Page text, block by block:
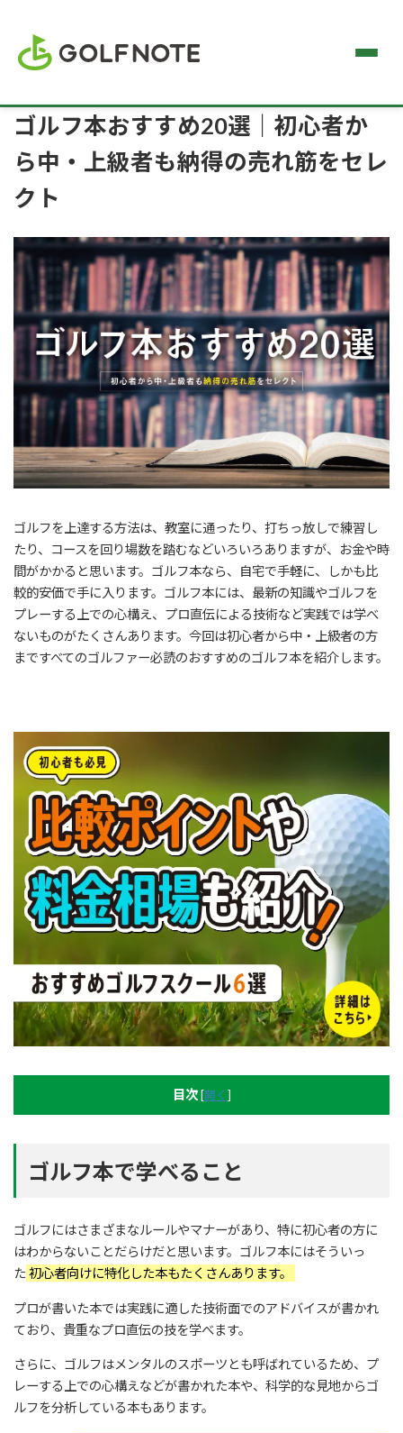
ゴルフ本おすすめ20選｜初心者か
ら中・上級者も納得の売れ筋をセレ
クト
ゴルフを上達する方法は、教室に通ったり、打ちっ放しで練習し
たり、コースを回り場数を踏むなどいろいろありますが、お金や時
間がかかると思います。ゴルフ本なら、自宅で手軽に、しかも比
較的安価で手に入ります。ゴルフ本には、最新の知識やゴルフを
プレーする上での心構え、プロ直伝による技術など実践では学べ
ないものがたくさんあります。今回は初心者から中・上級者の方
まですべてのゴルファー必読のおすすめのゴルフ本を紹介します。
目次 [開く ]
ゴルフ本で学べること
ゴルフにはさまざまなルールやマナーがあり、特に初心者の方に
はわからないことだらけだと思います。ゴルフ本にはそういっ
た 初心者向けに特化した本もたくさんあります。
プロが書いた本では実践に適した技術面でのアドバイスが書かれ
ており、貴重なプロ直伝の技を学べます。
さらに、ゴルフはメンタルのスポーツとも呼ばれているため、プ
レーする上での心構えなどが書かれた本や、科学的な見地からゴ
ルフを分析している本もあります。